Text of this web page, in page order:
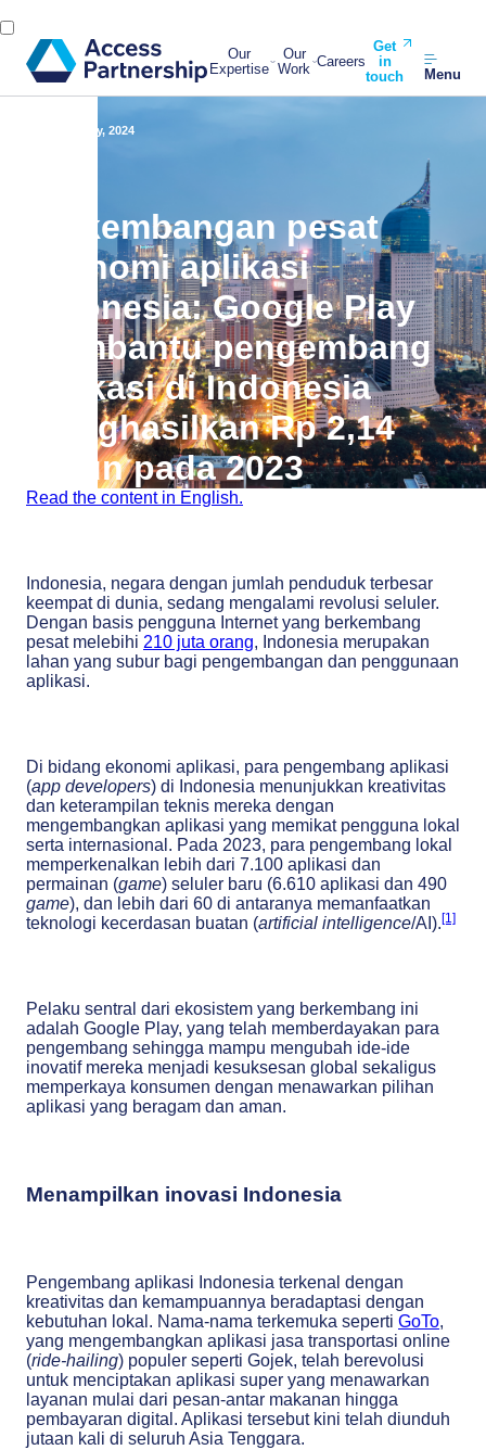
Our
Expertise
Our
Work Careers
Get
in
touch
Menu
2 July, 2024
Perkembangan pesat
ekonomi aplikasi
Indonesia: Google Play
membantu pengembang
aplikasi di Indonesia
menghasilkan Rp 2,14
triliun pada 2023
Read the content in English.
Indonesia, negara dengan jumlah penduduk terbesar
keempat di dunia, sedang mengalami revolusi seluler.
Dengan basis pengguna Internet yang berkembang
pesat melebihi 210 juta orang, Indonesia merupakan
lahan yang subur bagi pengembangan dan penggunaan
aplikasi.
Di bidang ekonomi aplikasi, para pengembang aplikasi
(app developers) di Indonesia menunjukkan kreativitas
dan keterampilan teknis mereka dengan
mengembangkan aplikasi yang memikat pengguna lokal
serta internasional. Pada 2023, para pengembang lokal
memperkenalkan lebih dari 7.100 aplikasi dan
permainan (game) seluler baru (6.610 aplikasi dan 490
game), dan lebih dari 60 di antaranya memanfaatkan
teknologi kecerdasan buatan (artificial intelligence/AI).[1]
Pelaku sentral dari ekosistem yang berkembang ini
adalah Google Play, yang telah memberdayakan para
pengembang sehingga mampu mengubah ide-ide
inovatif mereka menjadi kesuksesan global sekaligus
memperkaya konsumen dengan menawarkan pilihan
aplikasi yang beragam dan aman.
Menampilkan inovasi Indonesia
Pengembang aplikasi Indonesia terkenal dengan
kreativitas dan kemampuannya beradaptasi dengan
kebutuhan lokal. Nama-nama terkemuka seperti GoTo,
yang mengembangkan aplikasi jasa transportasi online
(ride-hailing) populer seperti Gojek, telah berevolusi
untuk menciptakan aplikasi super yang menawarkan
layanan mulai dari pesan-antar makanan hingga
pembayaran digital. Aplikasi tersebut kini telah diunduh
jutaan kali di seluruh Asia Tenggara.